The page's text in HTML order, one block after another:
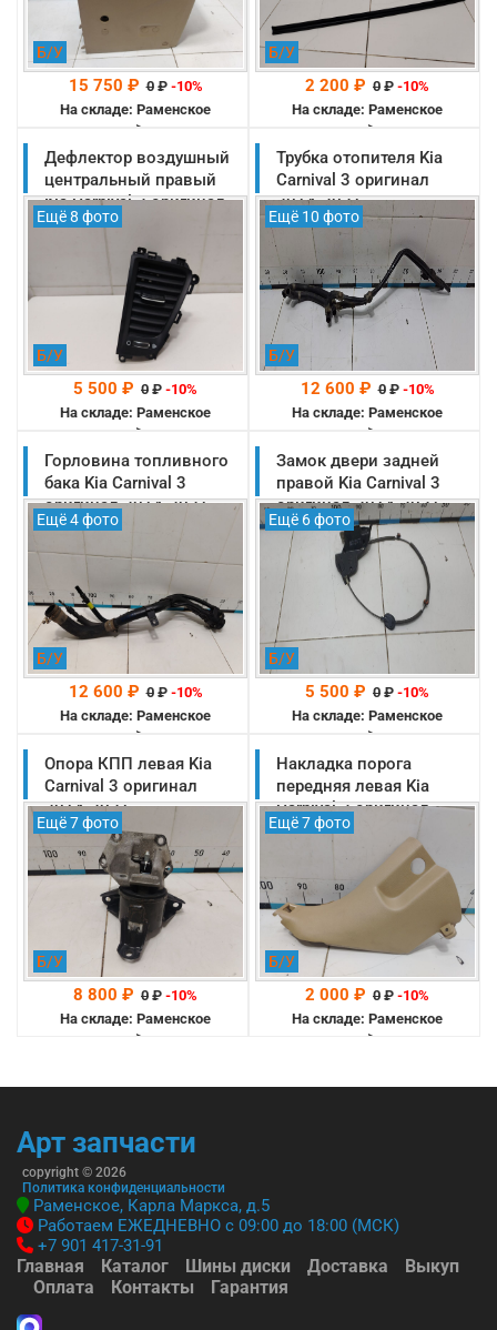
Б/У
15 750 ₽ 0₽ -10%
На складе: Раменское
-->
Б/У
2 200 ₽ 0 ₽ -10%
На складе: Раменское
-->
Дефлектор воздушный
центральный правый
Kia Carnival 3 оригинал
2014-2021
(97400A9000)
Ещё 8 фото
Б/У
5 500 ₽ 0 ₽ -10%
На складе: Раменское
-->
Трубка отопителя Kia
Carnival 3 оригинал
2014-2021
(97540A9100)
Ещё 10 фото
Б/У
12 600 ₽ 0₽ -10%
На складе: Раменское
-->
Горловина топливного
бака Kia Carnival 3
оригинал 2014-2021
(31030A9960)
Ещё 4 фото
Б/У
12 600 ₽ 0₽ -10%
На складе: Раменское
-->
Замок двери задней
правой Kia Carnival 3
оригинал 2014-2021
(81405A9000)
Ещё 6 фото
Б/У
5 500 ₽ 0 ₽ -10%
На складе: Раменское
-->
Опора КПП левая Kia
Carnival 3 оригинал
2014-2021
(21830A9101)
Ещё 7 фото
Б/У
8 800 ₽ 0 ₽ -10%
На складе: Раменское
-->
Накладка порога
передняя левая Kia
Carnival 3 оригинал
2014-2021
Ещё 7 фото
Б/У
2 000 ₽ 0 ₽ -10%
На складе: Раменское
-->
Арт запчасти
copyright © 2026
Политика конфиденциальности
Раменское, Карла Маркса, д.5
Работаем ЕЖЕДНЕВНО с 09:00 до 18:00 (МСК)
+7 901 417-31-91
Главная Каталог Шины диски Доставка
Выкуп
Оплата
Контакты Гарантия